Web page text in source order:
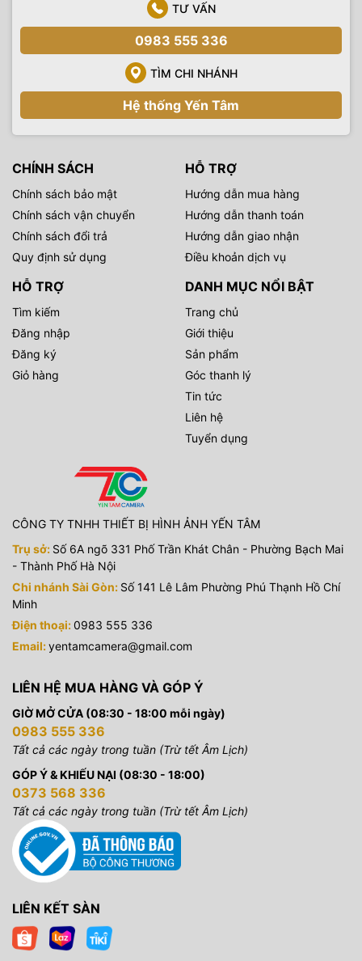
TƯ VẤN
0983 555 336
TÌM CHI NHÁNH
Hệ thống Yến Tâm
CHÍNH SÁCH
Chính sách bảo mật
Chính sách vận chuyển
Chính sách đổi trả
Quy định sử dụng
HỖ TRỢ
Hướng dẫn mua hàng
Hướng dẫn thanh toán
Hướng dẫn giao nhận
Điều khoản dịch vụ
HỖ TRỢ
Tìm kiếm
Đăng nhập
Đăng ký
Giỏ hàng
DANH MỤC NỔI BẬT
Trang chủ
Giới thiệu
Sản phẩm
Góc thanh lý
Tin tức
Liên hệ
Tuyển dụng
CÔNG TY TNHH THIẾT BỊ HÌNH ẢNH YẾN TÂM
Trụ sở: Số 6A ngõ 331 Phố Trần Khát Chân - Phường Bạch Mai
- Thành Phố Hà Nội
Chi nhánh Sài Gòn: Số 141 Lê Lâm Phường Phú Thạnh Hồ Chí
Minh
Điện thoại:0983 555 336
Email:yentamcamera@gmail.com
LIÊN HỆ MUA HÀNG VÀ GÓP Ý
GIỜ MỞ CỬA (08:30 - 18:00 mỗi ngày)
0983 555 336
Tất cả các ngày trong tuần (Trừ tết Âm Lịch)
GÓP Ý & KHIẾU NẠI (08:30 - 18:00)
0373 568 336
Tất cả các ngày trong tuần (Trừ tết Âm Lịch)
LIÊN KẾT SÀN